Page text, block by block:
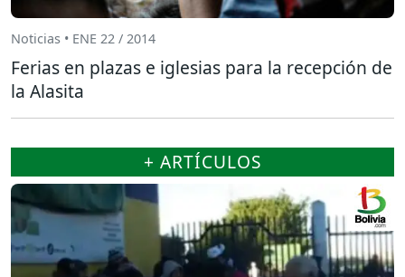
Noticias • ENE 22 / 2014
Ferias en plazas e iglesias para la recepción de
la Alasita
+ ARTÍCULOS